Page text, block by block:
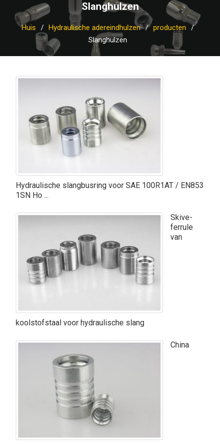
Slanghulzen
Huis Hydraulische adereindhulzen
producten
Slanghulzen
Hydraulische slangbusring voor SAE 100R1AT / EN853
1SN Ho ...
Skive-
ferrule
van
koolstofstaal voor hydraulische slang
China